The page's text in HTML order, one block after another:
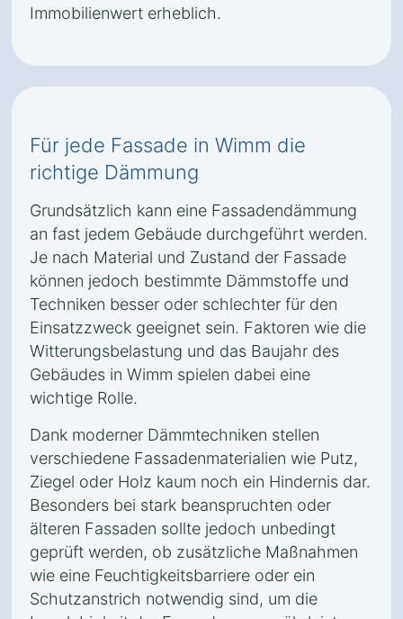
Immobilienwert erheblich.
Für jede Fassade in Wimm die
richtige Dämmung
Grundsätzlich kann eine Fassadendämmung
an fast jedem Gebäude durchgeführt werden.
Je nach Material und Zustand der Fassade
können jedoch bestimmte Dämmstoffe und
Techniken besser oder schlechter für den
Einsatzzweck geeignet sein. Faktoren wie die
Witterungsbelastung und das Baujahr des
Gebäudes in Wimm spielen dabei eine
wichtige Rolle.
Dank moderner Dämmtechniken stellen
verschiedene Fassadenmaterialien wie Putz,
Ziegel oder Holz kaum noch ein Hindernis dar.
Besonders bei stark beanspruchten oder
älteren Fassaden sollte jedoch unbedingt
geprüft werden, ob zusätzliche Maßnahmen
wie eine Feuchtigkeitsbarriere oder ein
Schutzanstrich notwendig sind, um die